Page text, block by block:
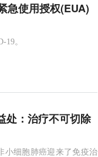
多发性骨髓瘤
病
沙东
急使用授权(EUA)
19。
处：治疗不可切除
小细胞肺癌迎来了免疫治